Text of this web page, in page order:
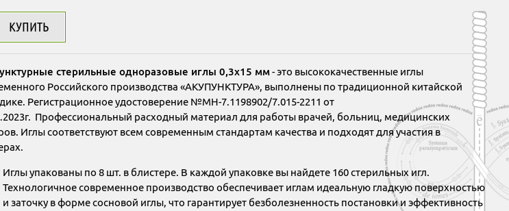
КУПИТЬ
стерильные одноразовые иглы 0,3х15 мм- это высококачественные иглы
Российского производства «АКУПУНКТУРА», выполнены по традиционной китайской
Регистрационное удостоверение №МН-7.1198902/7.015-2211 от
Профессиональный расходный материал для работы врачей, больниц, медицинских
Иглы соответствуют всем современным стандартам качества и подходят для участия в
Иглы упакованы по 8 шт. в блистере. В каждой упаковке вы найдете 160 стерильных игл.
Технологичное современное производство обеспечивает иглам идеальную гладкую поверхностью
и заточку в форме сосновой иглы, что гарантирует безболезненность постановки и эффективность